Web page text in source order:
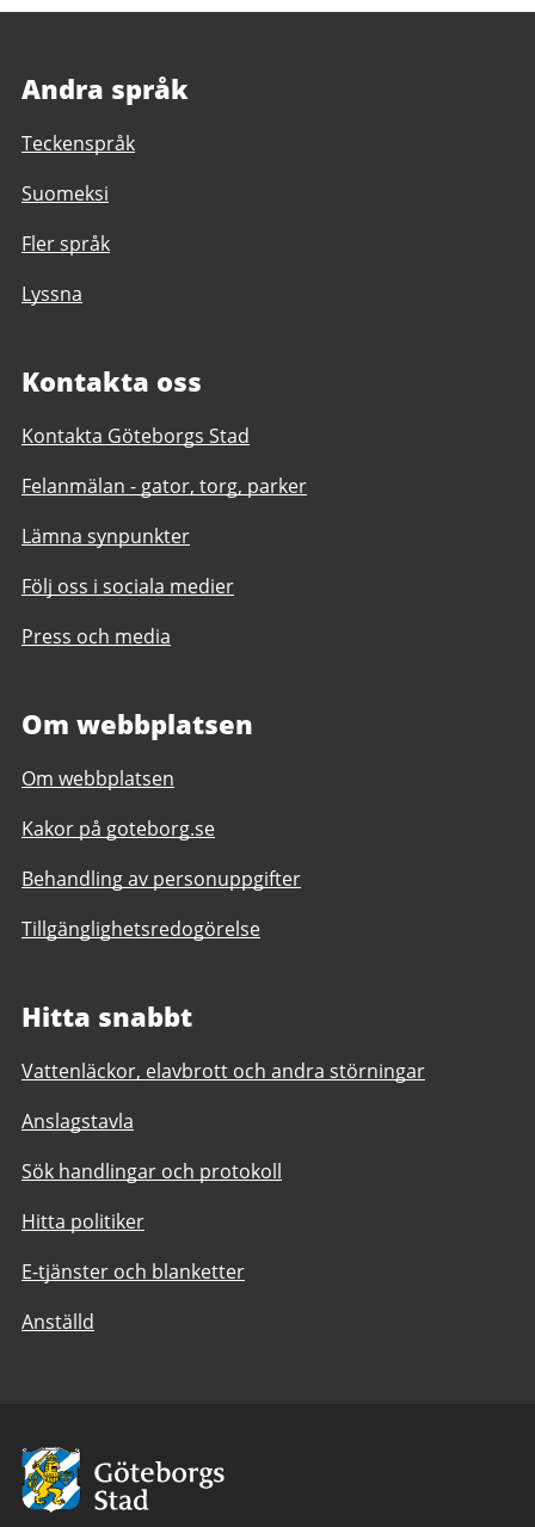
Andra språk
Teckenspråk
Suomeksi
Fler språk
Lyssna
Kontakta oss
Kontakta Göteborgs Stad
Felanmälan - gator, torg, parker
Lämna synpunkter
Följ oss i sociala medier
Press och media
Om webbplatsen
Om webbplatsen
Kakor på goteborg.se
Behandling av personuppgifter
Tillgänglighetsredogörelse
Hitta snabbt
Vattenläckor, elavbrott och andra störningar
Anslagstavla
Sök handlingar och protokoll
Hitta politiker
E-tjänster och blanketter
Anställd
Avsändare:
Göteborgs
Stad